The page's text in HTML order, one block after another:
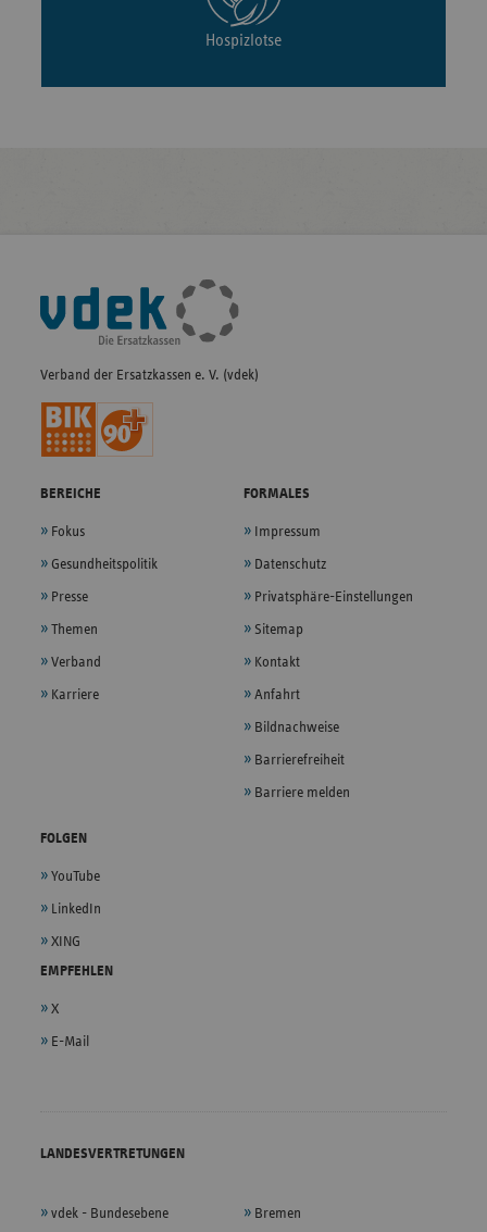
Hospizlotse
Fußleisten-
Navigation
Verband der Ersatzkassen e. V. (vdek)
BEREICHE
Fokus
Gesundheitspolitik
Presse
Themen
Verband
Karriere
FORMALES
Impressum
Datenschutz
Privatsphäre-Einstellungen
Sitemap
Kontakt
Anfahrt
Bildnachweise
Barrierefreiheit
Barriere melden
FOLGEN
YouTube
LinkedIn
XING
EMPFEHLEN
X
E-Mail
LANDESVERTRETUNGEN
vdek - Bundesebene Bremen